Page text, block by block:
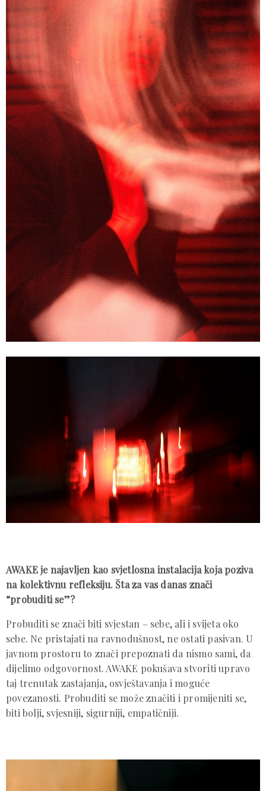
AWAKE je najavljen kao svjetlosna instalacija koja poziva
na kolektivnu refleksiju. Šta za vas danas znači
“probuditi se”?
Probuditi se znači biti svjestan – sebe, ali i svijeta oko
sebe. Ne pristajati na ravnodušnost, ne ostati pasivan. U
javnom prostoru to znači prepoznati da nismo sami, da
dijelimo odgovornost. AWAKE pokušava stvoriti upravo
taj trenutak zastajanja, osvještavanja i moguće
povezanosti. Probuditi se može značiti i promijeniti se,
biti bolji, svjesniji, sigurniji, empatičniji.